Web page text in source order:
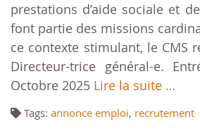
prestations d’aide sociale et
font partie des missions
ce contexte stimulant, le CMS
Directeur-trice général-e.
Octobre 2025 Lire la suite …
Tags: annonce emploi, recrutement